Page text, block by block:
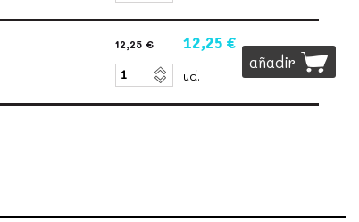
12,25 € 12,25 €
ud.
añadir